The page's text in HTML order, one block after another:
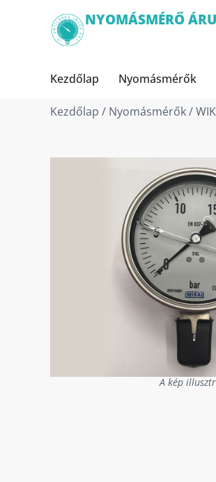
NYOMÁSMÉRŐ
Kezdőlap Nyomásmérők
Kezdőlap / Nyomásmérők/
A kép